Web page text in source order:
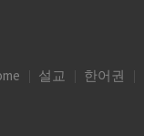
설교 한어권